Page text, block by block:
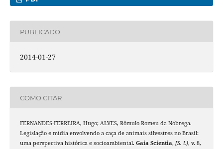
PUBLICADO
2014-01-27
COMO CITAR
FERNANDES-FERREIRA, Hugo; ALVES, Rômulo Romeu da Nóbrega.
Legislação e mídia envolvendo a caça de animais silvestres no Brasil:
uma perspectiva histórica e socioambiental. Gaia Scientia, [S. l.], v. 8,